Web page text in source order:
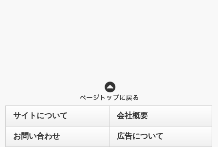
サイトについて 会社概要
お問い合わせ 広告について